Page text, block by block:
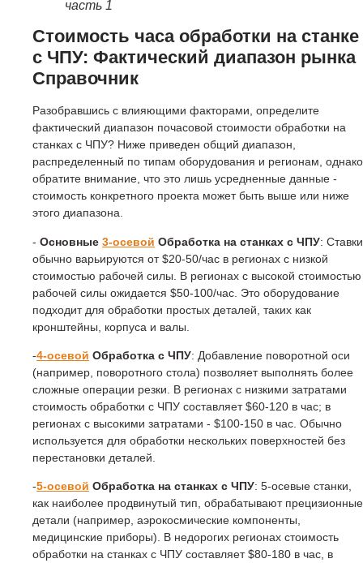
часть 1
Стоимость часа обработки на станке
с ЧПУ: Фактический диапазон рынка
Справочник
Разобравшись с влияющими факторами, определите
фактический диапазон почасовой стоимости обработки на
станках с ЧПУ? Ниже приведен общий диапазон,
распределенный по типам оборудования и регионам, однако
обратите внимание, что это лишь усредненные данные -
стоимость конкретного проекта может быть выше или ниже
этого диапазона.
- Основные 3-осевой Обработка на станках с ЧПУ: Ставки
обычно варьируются от $20-50/час в регионах с низкой
стоимостью рабочей силы. В регионах с высокой стоимостью
рабочей силы ожидается $50-100/час. Это оборудование
подходит для обработки простых деталей, таких как
кронштейны, корпуса и валы.
-4-осевой Обработка с ЧПУ: Добавление поворотной оси
(например, поворотного стола) позволяет выполнять более
сложные операции резки. В регионах с низкими затратами
стоимость обработки с ЧПУ составляет $60-120 в час; в
регионах с высокими затратами - $100-150 в час. Обычно
используется для обработки нескольких поверхностей без
перестановки деталей.
-5-осевой Обработка на станках с ЧПУ: 5-осевые станки,
как наиболее продвинутый тип, обрабатывают прецизионные
детали (например, аэрокосмические компоненты,
медицинские приборы). В недорогих регионах стоимость
обработки на станках с ЧПУ составляет $80-180 в час, в